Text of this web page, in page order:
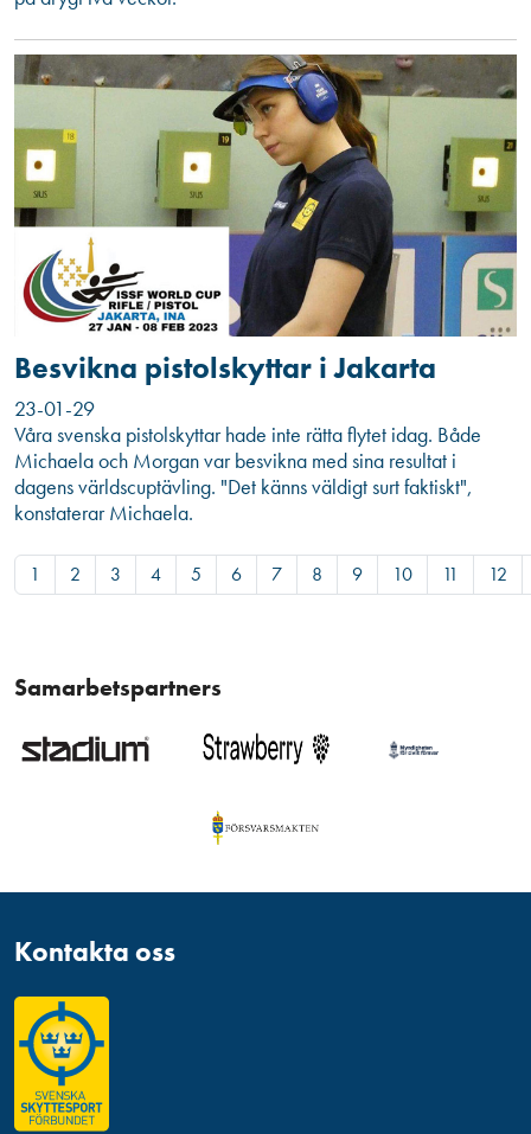
Besvikna pistolskyttar i Jakarta
23-01-29
Våra svenska pistolskyttar hade inte rätta flytet idag. Både
Michaela och Morgan var besvikna med sina resultat i
dagens världscuptävling. "Det känns väldigt surt faktiskt",
konstaterar Michaela.
1 2 3 4 5 6 7 8 9 10 11 12
Samarbetspartners
Kontakta oss